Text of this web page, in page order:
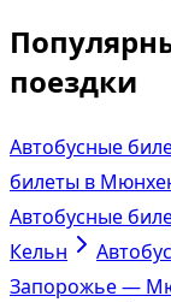
поездки
Автобусные
билеты в
Автобусные
Кельн
Запорожье —